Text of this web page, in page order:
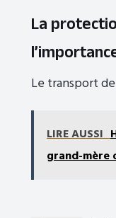
La
Le transport
LIRE AUSSI
grand-mère